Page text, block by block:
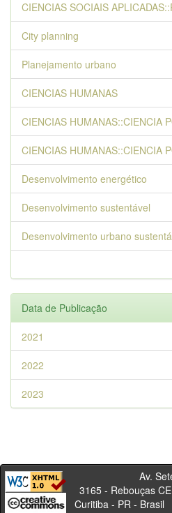
CIENCIAS SOCIAIS
City planning
Planejamento urbano
CIENCIAS HUMANAS
CIENCIAS HUMANAS::CIENCIA
CIENCIAS HUMANAS::CIENCIA
Desenvolvimento energético
Desenvolvimento sustentável
Desenvolvimento urbano
Data de Publicação
2021
2022
2023
Av. Sete de
3165 - Rebouças
Curitiba -